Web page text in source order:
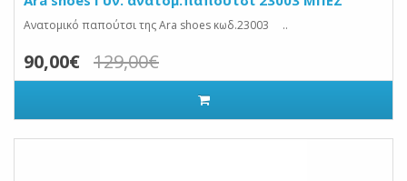
Ανατομικό παπούτσι της Ara shoes κωδ.23003 ..
90,00€ 129,00€